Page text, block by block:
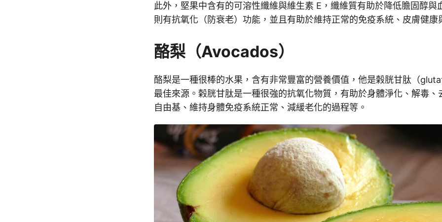
此外，堅果中含有的可溶性纖維與維生素 E，纖維質有助於降低膽固醇與
則有抗氧化（防衰老）功能，並且有助於維持正常的免疫系統、皮膚健康
酪梨（Avocados）
酪梨是一種很棒的水果，含有非常豐富的營養價值，他是榖胱甘肽（
最佳來源。榖胱甘肽是一種很強的抗氧化物質，有助於身體淨化、解毒、
自由基、維持身體免疫系統正常、減緩老化的過程等。